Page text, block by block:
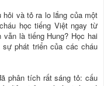
và tỏ ra lo lắng của một
học tiếng Việt ngay từ
là tiếng Hung? Học hai
phát triển của các cháu
phân tích rất sáng tỏ: cấu